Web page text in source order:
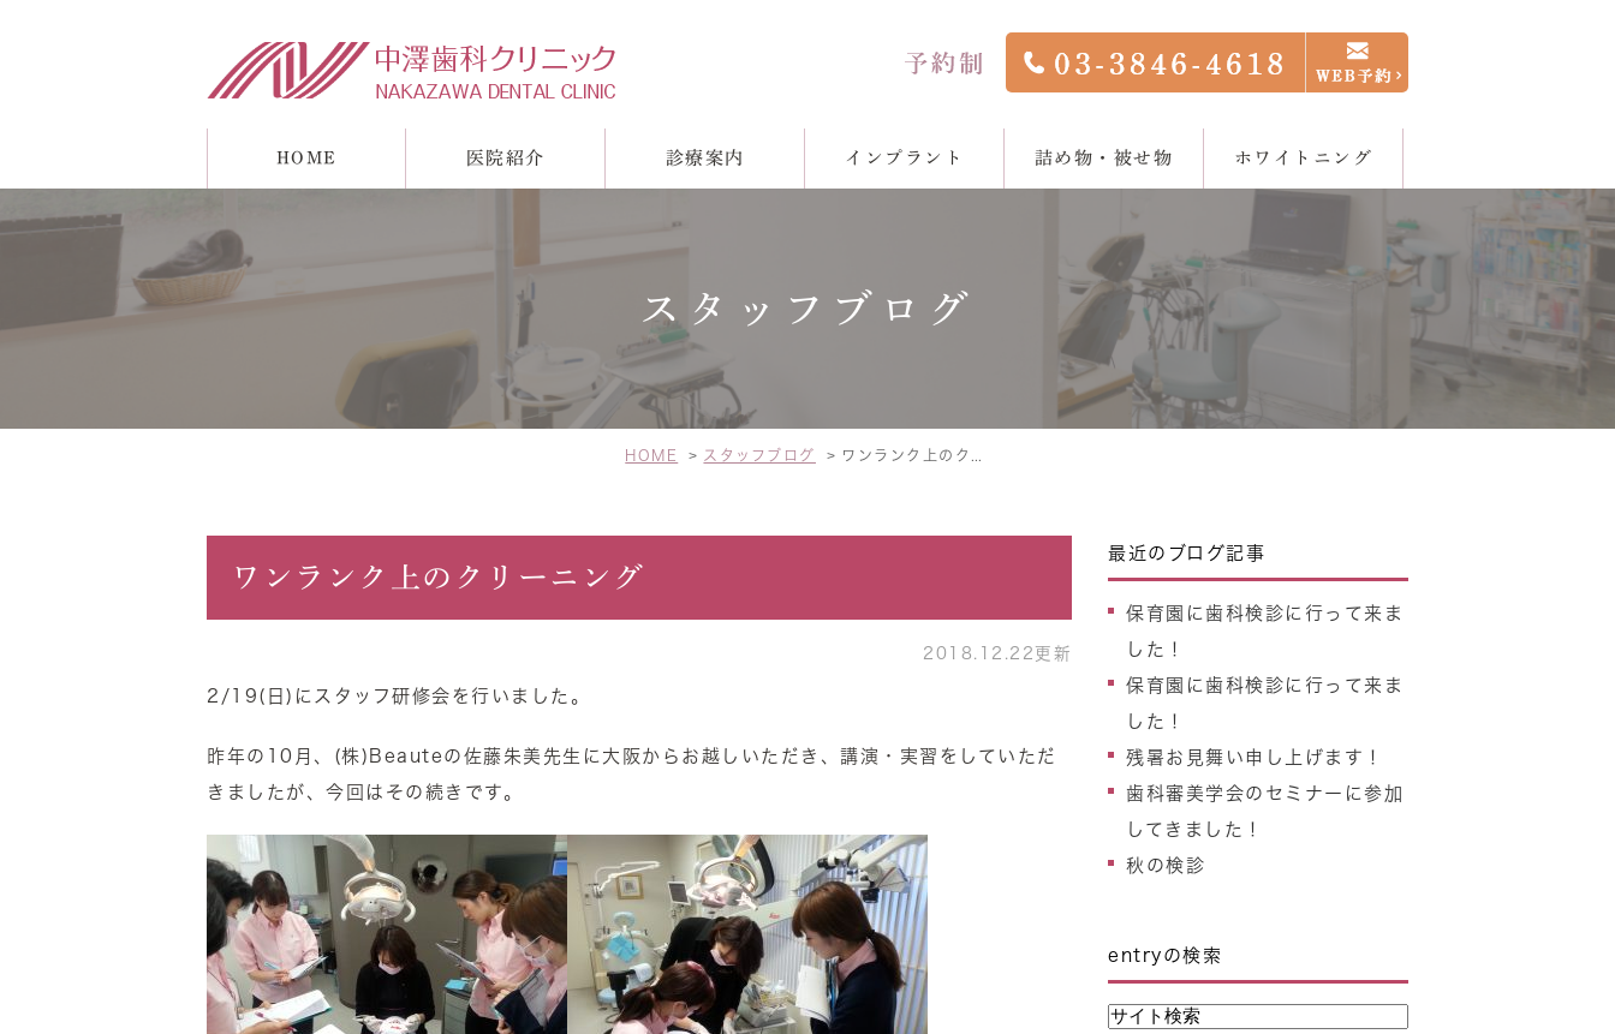
HOME 医院紹介
アクセス・診療時間 スタッフ紹介 院長ブログ スタッフブログ
診療案内
根管治療 インプラント 詰め物・被せ物 矯正歯科 ホワイトニング
インプラント 詰め物・被せ物 ホワイトニング
スタッフブログ
HOME スタッフブログ
ワンランク上のクリーニング
2018.12.22更新
2/19(日)にスタッフ研修会を行いました。
昨年の10月、(株)Beauteの佐藤朱美先生に大阪からお越しいただき、講演・実習をしていただ
きましたが、今回はその続きです。
最近のブログ記事
保育園に歯科検診に行って来ま
した！
保育園に歯科検診に行って来ま
した！
残暑お見舞い申し上げます！
歯科審美学会のセミナーに参加
してきました！
秋の検診
entryの検索